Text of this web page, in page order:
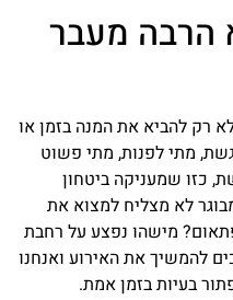
הרבה מעבר
רק להביא את המנה בזמן או
מתי לפנות, מתי פשוט
כזו שמעניקה ביטחון
לא מצליח למצוא את
מישהו נפצע על רחבת
להמשיך את האירוע ואנחנו
בעיות בזמן אמת.